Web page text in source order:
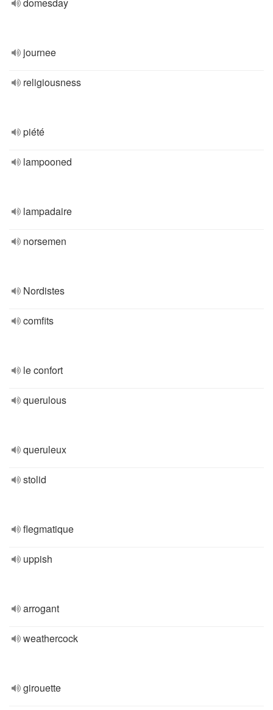
journee
religiousness
piété
lampooned
lampadaire
norsemen
Nordistes
comfits
le confort
querulous
queruleux
stolid
flegmatique
uppish
arrogant
weathercock
girouette